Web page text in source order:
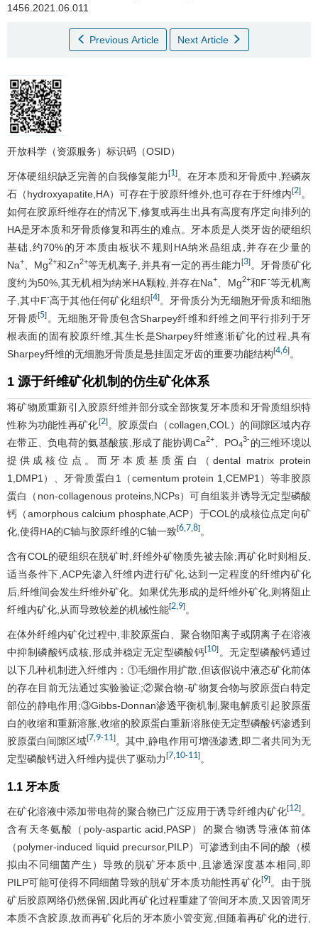
1456.2021.06.011
Previous Article Next Article
开放科学（资源服务）标识码（OSID）
牙体硬组织缺乏完善的自我修复能力 [1]。在牙本质和牙骨质中,羟磷灰
石（hydroxyapatite,HA）可存在于胶原纤维外,也可存在于纤维内[2]。
如何在胶原纤维存在的情况下,修复或再生出具有高度有序定向排列的
HA是牙本质和牙骨质修复和再生的难点。牙本质是人类牙齿的硬组织
基础,约70%的牙本质由板状不规则HA纳米晶组成,并存在少量的
Na+ 、Mg2+和Zn2+等无机离子,并具有一定的再生能力[3] 。牙骨质矿化
度约为50%,其无机相为纳米HA颗粒,并存在Na+、Mg2+和F-等无机离
子,其中F-高于其他任何矿化组织[4] 。牙骨质分为无细胞牙骨质和细胞
牙骨质[5] 。无细胞牙骨质包含Sharpey纤维和纤维之间平行排列于牙
根表面的固有胶原纤维,其生长是Sharpey纤维逐渐矿化的过程,具有
Sharpey纤维的无细胞牙骨质是悬挂固定牙齿的重要功能结构[4,6] 。
1 源于纤维矿化机制的仿生矿化体系
将矿物质重新引入胶原纤维并部分或全部恢复牙本质和牙骨质组织特
性称为功能性再矿化[2]。胶原蛋白（collagen,COL）的间隙区域内存
在带正、负电荷的氨基酸簇,形成了能协调Ca2+、PO4
3-的三维环境以
提供成核位点。而牙本质基质蛋白（dental matrix protein
1,DMP1）、牙骨质蛋白1（cementum protein 1,CEMP1）等非胶原
蛋白（non-collagenous proteins,NCPs）可自组装并诱导无定型磷酸
钙（amorphous calcium phosphate,ACP）于COL的成核位点定向矿
化,使得HA的C轴与胶原纤维的C轴一致[6,7,8] 。
含有COL的硬组织在脱矿时,纤维外矿物质先被去除;再矿化时则相反,
适当条件下,ACP先渗入纤维内进行矿化,达到一定程度的纤维内矿化
后,纤维间会发生纤维外矿化。如果优先形成的是纤维外矿化,则将阻止
纤维内矿化,从而导致较差的机械性能[2,9] 。
在体外纤维内矿化过程中,非胶原蛋白、聚合物阳离子或阴离子在溶液
中抑制磷酸钙成核,形成并稳定无定型磷酸钙[10] 。无定型磷酸钙通过
以下几种机制进入纤维内：①毛细作用扩散,但该假说中液态矿化前体
的存在目前无法通过实验验证;②聚合物-矿物复合物与胶原蛋白特定
部位的静电作用;③Gibbs-Donnan渗透平衡机制,聚电解质引起胶原蛋
白的收缩和重新溶胀,收缩的胶原蛋白重新溶胀使无定型磷酸钙渗透到
胶原蛋白间隙区域[7,9-11] 。其中,静电作用可增强渗透,即二者共同为无
定型磷酸钙进入纤维内提供了驱动力 [7,10-11] 。
1.1 牙本质
在矿化溶液中添加带电荷的聚合物已广泛应用于诱导纤维内矿化[12]。
含有天冬氨酸（poly-aspartic acid,PASP）的聚合物诱导液体前体
（polymer-induced liquid precursor,PILP）可渗透到由不同的酸（模
拟由不同细菌产生）导致的脱矿牙本质中,且渗透深度基本相同,即
PILP可能可使得不同细菌导致的脱矿牙本质功能性再矿化[9] 。由于脱
矿后胶原网络仍然保留,因此再矿化过程重建了管间牙本质,又因管周牙
本质不含胶原,故而再矿化后的牙本质小管变宽,但随着再矿化的进行,